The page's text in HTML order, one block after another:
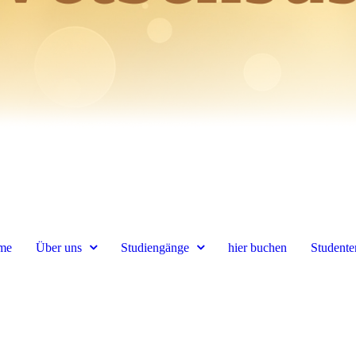
Über uns Studiengänge hier buchen